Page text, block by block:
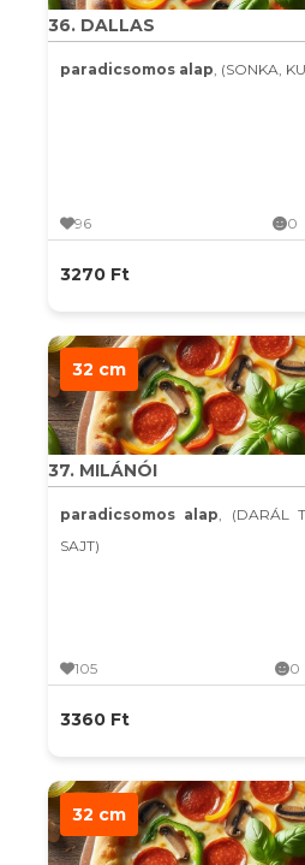
36. DALLAS
paradicsomos alap, (SONKA,
96 0
3270 Ft
32 cm
37. MILÁNÓI
paradicsomos alap, (DARÁL
SAJT)
105 0
3360 Ft
32 cm